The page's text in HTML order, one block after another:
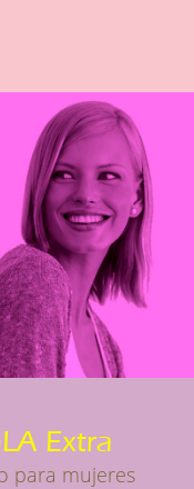
Extra
para mujeres